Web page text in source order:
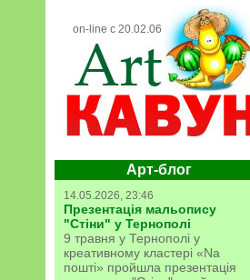
on-line с 20.02.06
Арт-блог
14.05.2026, 23:46
Презентація мальопису
"Стіни" у Тернополі
9 травня у Тернополі у
креативному кластері «Na
пошті» пройшла презентація